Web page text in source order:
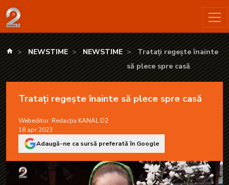
Tratați regește înainte să plece spre casă - KANAL D2
kanald.ro
NEWSTIME NEWSTIME
Tratați regește înainte
să plece spre casă
Tratați regește înainte să plece spre casă
Webeditor: Redacția KANAL D2
18 apr 2023
Adaugă-ne ca sursă preferată în Google